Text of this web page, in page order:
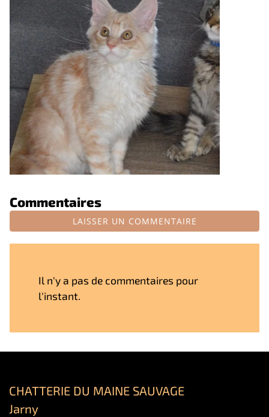
Commentaires
LAISSER UN COMMENTAIRE
Il n'y a pas de commentaires pour
l'instant.
CHATTERIE DU MAINE SAUVAGE
Jarny